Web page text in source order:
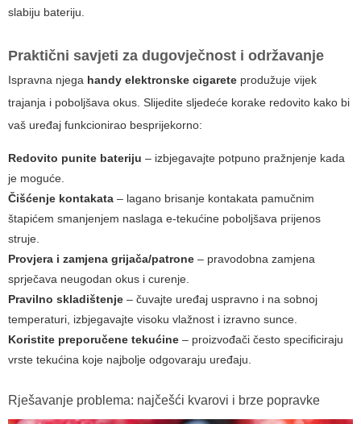
slabiju bateriju.
Praktični savjeti za dugovječnost i održavanje
Ispravna njega handy elektronske cigarete produžuje vijek
trajanja i poboljšava okus. Slijedite sljedeće korake redovito kako bi
vaš uređaj funkcionirao besprijekorno:
Redovito punite bateriju – izbjegavajte potpuno pražnjenje kada
je moguće.
Čišćenje kontakata – lagano brisanje kontakata pamučnim
štapićem smanjenjem naslaga e-tekućine poboljšava prijenos
struje.
Provjera i zamjena grijača/patrone – pravodobna zamjena
sprječava neugodan okus i curenje.
Pravilno skladištenje – čuvajte uređaj uspravno i na sobnoj
temperaturi, izbjegavajte visoku vlažnost i izravno sunce.
Koristite preporučene tekućine – proizvođači često specificiraju
vrste tekućina koje najbolje odgovaraju uređaju.
Rješavanje problema: najčešći kvarovi i brze popravke